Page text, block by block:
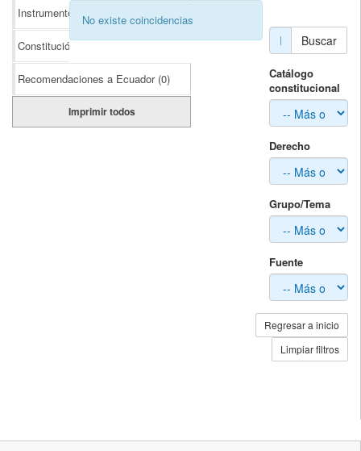
Instrumentos Internacionales (0)
Constitución(0)
Recomendaciones a Ecuador (0)
Imprimir todos
No existe coincidencias
Buscar
Catálogo
constitucional
Derecho
Grupo/Tema
Fuente
Regresar a inicio
Limpiar filtros